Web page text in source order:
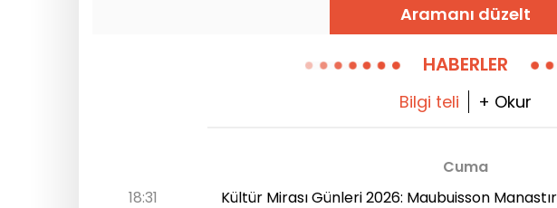
Aramanı düzelt
HABERLER
Bilgi teli + Okur
Cuma
18:31
Kültür Mirası Günleri 2026: Maubuisson